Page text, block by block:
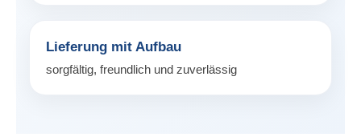
Lieferung mit Aufbau
sorgfältig, freundlich und zuverlässig